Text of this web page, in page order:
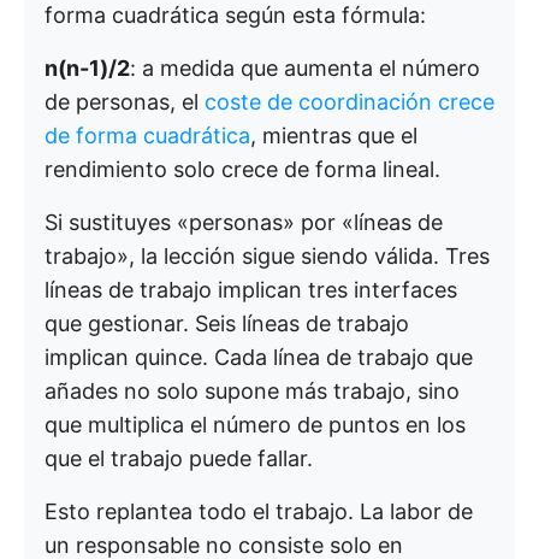
forma cuadrática según esta fórmula:
n(n-1)/2: a medida que aumenta el número
de personas, el coste de coordinación crece
de forma cuadrática, mientras que el
rendimiento solo crece de forma lineal.
Si sustituyes «personas» por «líneas de
trabajo», la lección sigue siendo válida. Tres
líneas de trabajo implican tres interfaces
que gestionar. Seis líneas de trabajo
implican quince. Cada línea de trabajo que
añades no solo supone más trabajo, sino
que multiplica el número de puntos en los
que el trabajo puede fallar.
Esto replantea todo el trabajo. La labor de
un responsable no consiste solo en